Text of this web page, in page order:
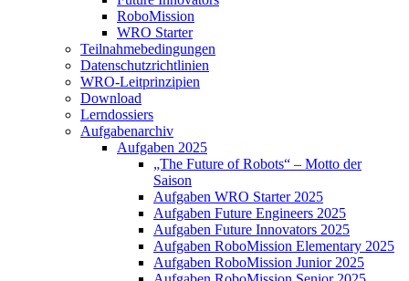
RoboMission
WRO Starter
Teilnahmebedingungen
Datenschutzrichtlinien
WRO-Leitprinzipien
Download
Lerndossiers
Aufgabenarchiv
Aufgaben 2025
„The Future of Robots“ – Motto der
Saison
Aufgaben WRO Starter 2025
Aufgaben Future Engineers 2025
Aufgaben Future Innovators 2025
Aufgaben RoboMission Elementary 2025
Aufgaben RoboMission Junior 2025